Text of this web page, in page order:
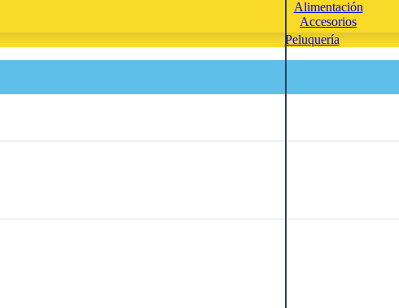
Alimentación
Accesorios
Peluquería